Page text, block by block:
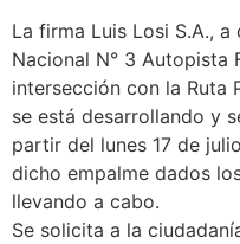
La firma Luis Losi S.A.,
Nacional N° 3 Autopista
intersección con la Ruta
se está desarrollando y
partir del lunes 17 de
dicho empalme dados
llevando a cabo.
Se solicita a la